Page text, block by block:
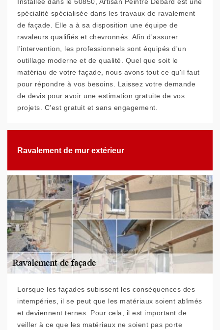
spécialité spécialisée dans les travaux de ravalement
de façade. Elle a à sa disposition une équipe de
ravaleurs qualifiés et chevronnés. Afin d'assurer
l'intervention, les professionnels sont équipés d'un
outillage moderne et de qualité. Quel que soit le
matériau de votre façade, nous avons tout ce qu'il faut
pour répondre à vos besoins. Laissez votre demande
de devis pour avoir une estimation gratuite de vos
projets. C'est gratuit et sans engagement.
Ravalement de mur extérieur
Lorsque les façades subissent les conséquences des
intempéries, il se peut que les matériaux soient abîmés
et deviennent ternes. Pour cela, il est important de
veiller à ce que les matériaux ne soient pas porte